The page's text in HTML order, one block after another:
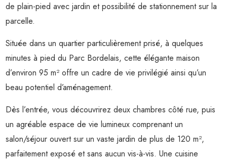
de plain-pied avec jardin et possibilité de stationnement sur la
parcelle.
Située dans un quartier particulièrement prisé, à quelques
minutes à pied du Parc Bordelais, cette élégante maison
d’environ 95 m² offre un cadre de vie privilégié ainsi qu’un
beau potentiel d’aménagement.
Dès l’entrée, vous découvrirez deux chambres côté rue, puis
un agréable espace de vie lumineux comprenant un
salon/séjour ouvert sur un vaste jardin de plus de 120 m²,
parfaitement exposé et sans aucun vis-à-vis. Une cuisine